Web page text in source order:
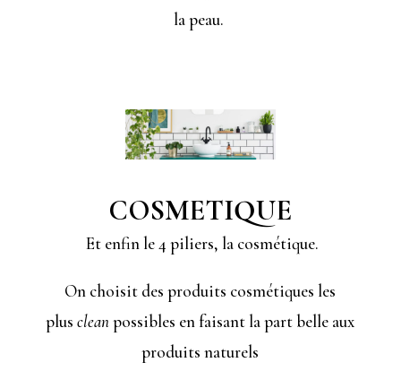
la peau.
COSMETIQUE
Et enfin le 4 piliers, la cosmétique.
On choisit des produits cosmétiques les
pluscleanpossibles en faisant la part belle aux
produits naturels